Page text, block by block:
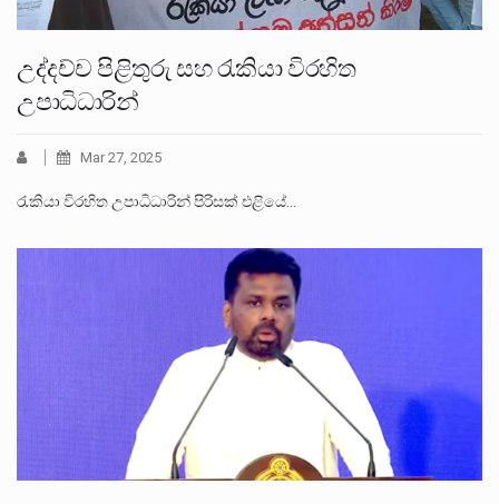
උද්දච්ච පිළිතුරු සහ රැකියා විරහිත
උපාධිධාරින්
Mar 27, 2025
රැකියා විරහිත උපාධිධාරින් පිරිසක් එළියේ…